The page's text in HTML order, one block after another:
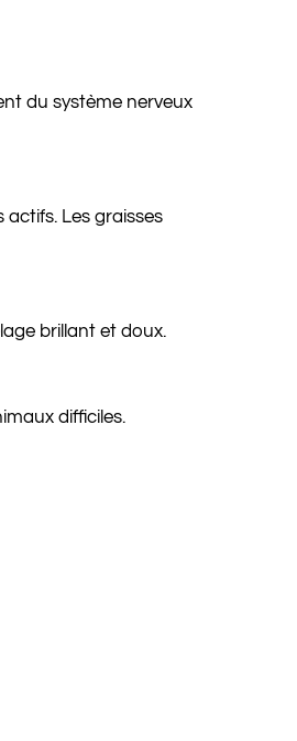
du système nerveux
Les graisses
brillant et doux.
difficiles.